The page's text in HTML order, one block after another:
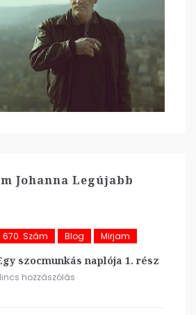
Johanna Legújabb
670. Szám Blog Mirjam
szocmunkás naplója 1. rész
hozzászólás